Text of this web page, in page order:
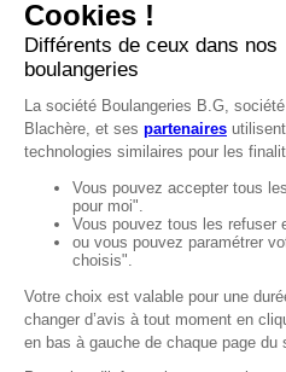
FAQ
Recrutement
MENTIONS
Mentions légales
Protection des données
LignÉthique